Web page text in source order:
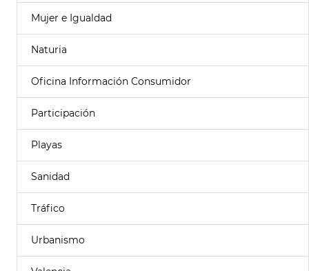
Mujer e Igualdad
Naturia
Oficina Información Consumidor
Participación
Playas
Sanidad
Tráfico
Urbanismo